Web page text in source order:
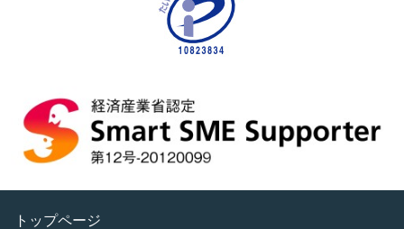
トップページ